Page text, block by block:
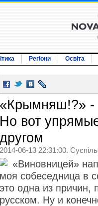
Регіони Освіта
«Крымняш!?» -
Но вот
другом
2014-06-13 22:31:00.
«Виновницей»
моя собеседница в
это одна из причин,
русском. Ну и